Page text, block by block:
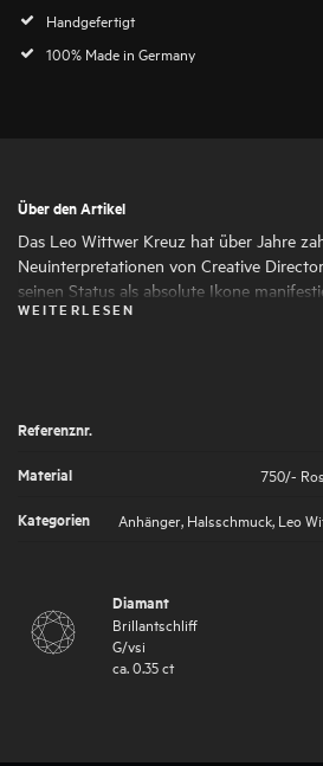
Handgefertigt
100% Made in Germany
Über den Artikel
Das Leo Wittwer Kreuz hat über Jahre
Neuinterpretationen von Creative
seinen Status als absolute Ikone
Design und die Materialkombinationen
WEITERLESEN
Referenznr.
Material
750/-
Kategorien
Anhänger Halsschmuck Leo
Diamant
Brillantschliff
G/vsi
ca. 0.35ct